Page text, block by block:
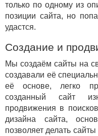
только по одному из
позиции сайта, но
удастся.
Создание и
Мы создаём сайты на
создавали её
её основе, легко
созданный сайт
продвижения в
дизайна сайта,
позволяет делать